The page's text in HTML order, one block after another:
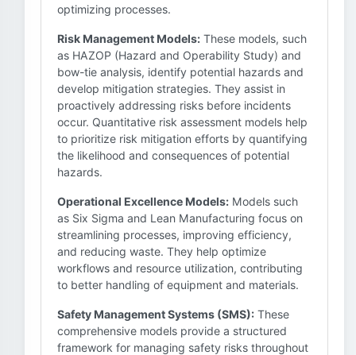
optimizing processes.
Risk Management Models: These models, such
as HAZOP (Hazard and Operability Study) and
bow-tie analysis, identify potential hazards and
develop mitigation strategies. They assist in
proactively addressing risks before incidents
occur. Quantitative risk assessment models help
to prioritize risk mitigation efforts by quantifying
the likelihood and consequences of potential
hazards.
Operational Excellence Models: Models such
as Six Sigma and Lean Manufacturing focus on
streamlining processes, improving efficiency,
and reducing waste. They help optimize
workflows and resource utilization, contributing
to better handling of equipment and materials.
Safety Management Systems (SMS): These
comprehensive models provide a structured
framework for managing safety risks throughout